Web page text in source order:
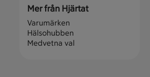
Mer från Hjärtat
Varumärken
Hälsohubben
Medvetna val